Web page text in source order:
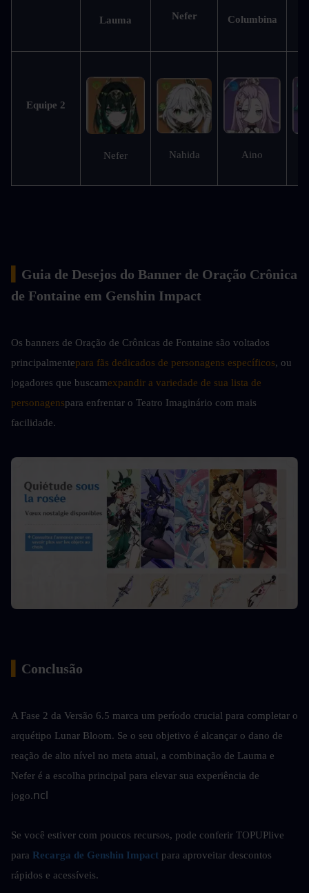
Lauma Nefer Columbina
Equipe 2
Nefer Nahida Aino
Guia de Desejos do Banner de Oração Crônica
de Fontaine em Genshin Impact
Os banners de Oração de Crônicas de Fontaine são voltados
principalmentepara fãs dedicados de personagens específicos, ou
jogadores que buscamexpandir a variedade de sua lista de
personagenspara enfrentar o Teatro Imaginário com mais
facilidade.
Conclusão
A Fase 2 da Versão 6.5 marca um período crucial para completar o
arquétipo Lunar Bloom. Se o seu objetivo é alcançar o dano de
reação de alto nível no meta atual, a combinação de Lauma e
Nefer é a escolha principal para elevar sua experiência de
jogo.ncl
Se você estiver com poucos recursos, pode conferir TOPUPlive
para Recarga de Genshin Impact para aproveitar descontos
rápidos e acessíveis.